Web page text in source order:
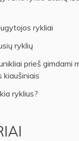
rykliai
ryklių
prieš gimdami
kiaušiniais
ryklius?